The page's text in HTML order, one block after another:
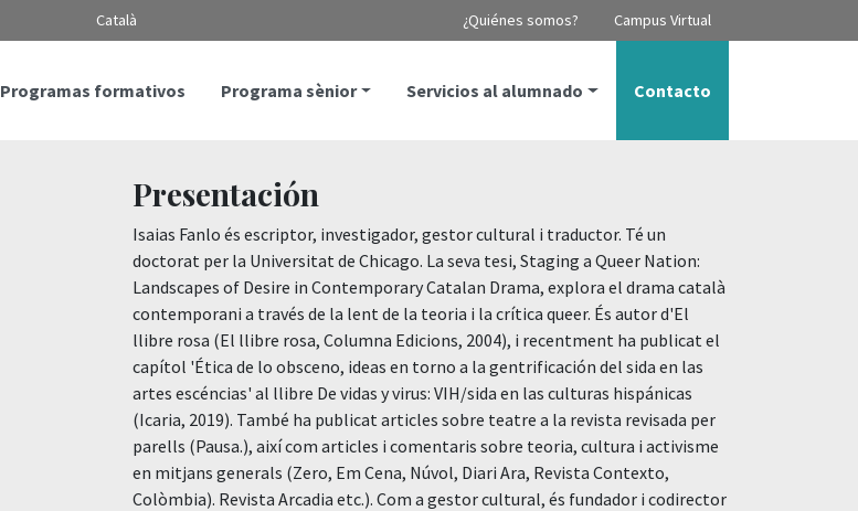
Català ¿Quiénes somos? Campus Virtual
Programas formativos Programa sènior Servicios al alumnado Contacto
Presentación
Isaias Fanlo és escriptor, investigador, gestor cultural i traductor. Té un
doctorat per la Universitat de Chicago. La seva tesi, Staging a Queer Nation:
Landscapes of Desire in Contemporary Catalan Drama, explora el drama català
contemporani a través de la lent de la teoria i la crítica queer. És autor d'El
llibre rosa (El llibre rosa, Columna Edicions, 2004), i recentment ha publicat el
capítol 'Ética de lo obsceno, ideas en torno a la gentrificación del sida en las
artes escéncias' al llibre De vidas y virus: VIH/sida en las culturas hispánicas
(Icaria, 2019). També ha publicat articles sobre teatre a la revista revisada per
parells (Pausa.), així com articles i comentaris sobre teoria, cultura i activisme
en mitjans generals (Zero, Em Cena, Núvol, Diari Ara, Revista Contexto,
Colòmbia). Revista Arcadia etc.). Com a gestor cultural, és fundador i codirector